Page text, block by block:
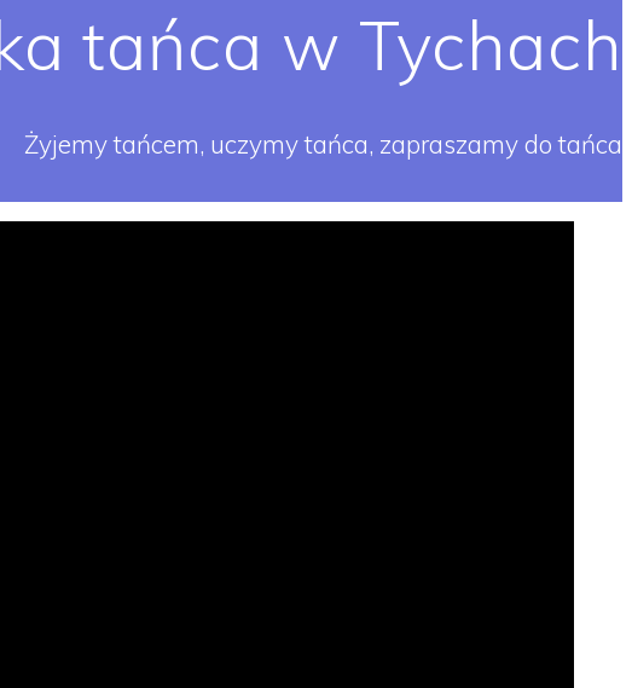
tańca w Tychach
Żyjemy tańcem, uczymy tańca, zapraszamy do tańca